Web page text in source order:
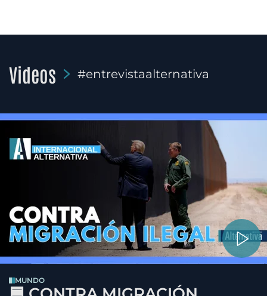
Videos #entrevistaalternativa
MUNDO